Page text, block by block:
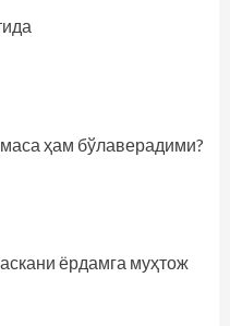
ҳам бўлаверадими?
ёрдамга муҳтож